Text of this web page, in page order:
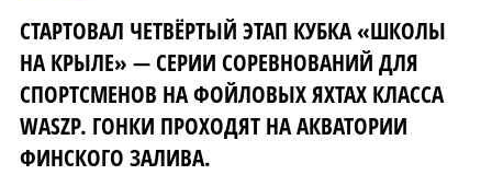
СТАРТОВАЛ ЧЕТВЁРТЫЙ ЭТАП КУБКА «ШКОЛЫ
НА КРЫЛЕ» — СЕРИИ СОРЕВНОВАНИЙ ДЛЯ
СПОРТСМЕНОВ НА ФОЙЛОВЫХ ЯХТАХ КЛАССА
WASZP. ГОНКИ ПРОХОДЯТ НА АКВАТОРИИ
ФИНСКОГО ЗАЛИВА.